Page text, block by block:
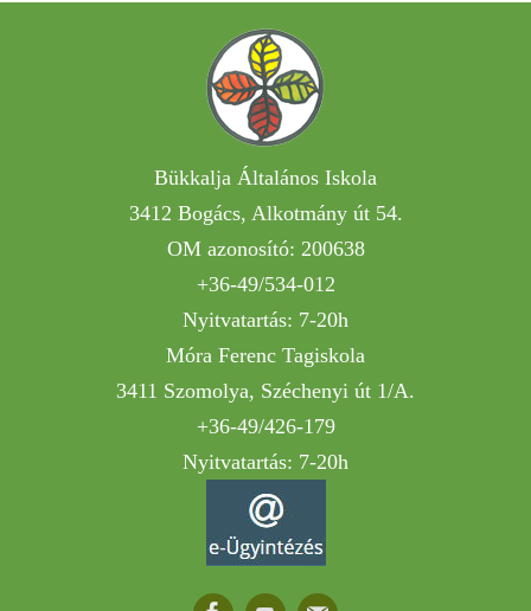
Bükkalja Általános Iskola
3412 Bogács, Alkotmány út 54.
OM azonosító: 200638
+36-49/534-012
Nyitvatartás: 7-20h
Móra Ferenc Tagiskola
3411 Szomolya, Széchenyi út 1/A.
+36-49/426-179
Nyitvatartás: 7-20h